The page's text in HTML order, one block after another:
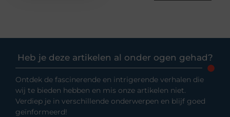
Heb je deze artikelen al onder ogen gehad?
Ontdek de fascinerende en intrigerende verhalen die
wij te bieden hebben en mis onze artikelen niet.
Verdiep je in verschillende onderwerpen en blijf goed
geïnformeerd!